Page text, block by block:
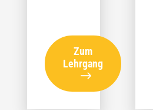
Zum
Lehrgang